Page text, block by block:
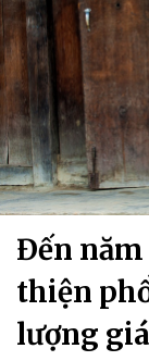
Đến năm
thiện
lượng